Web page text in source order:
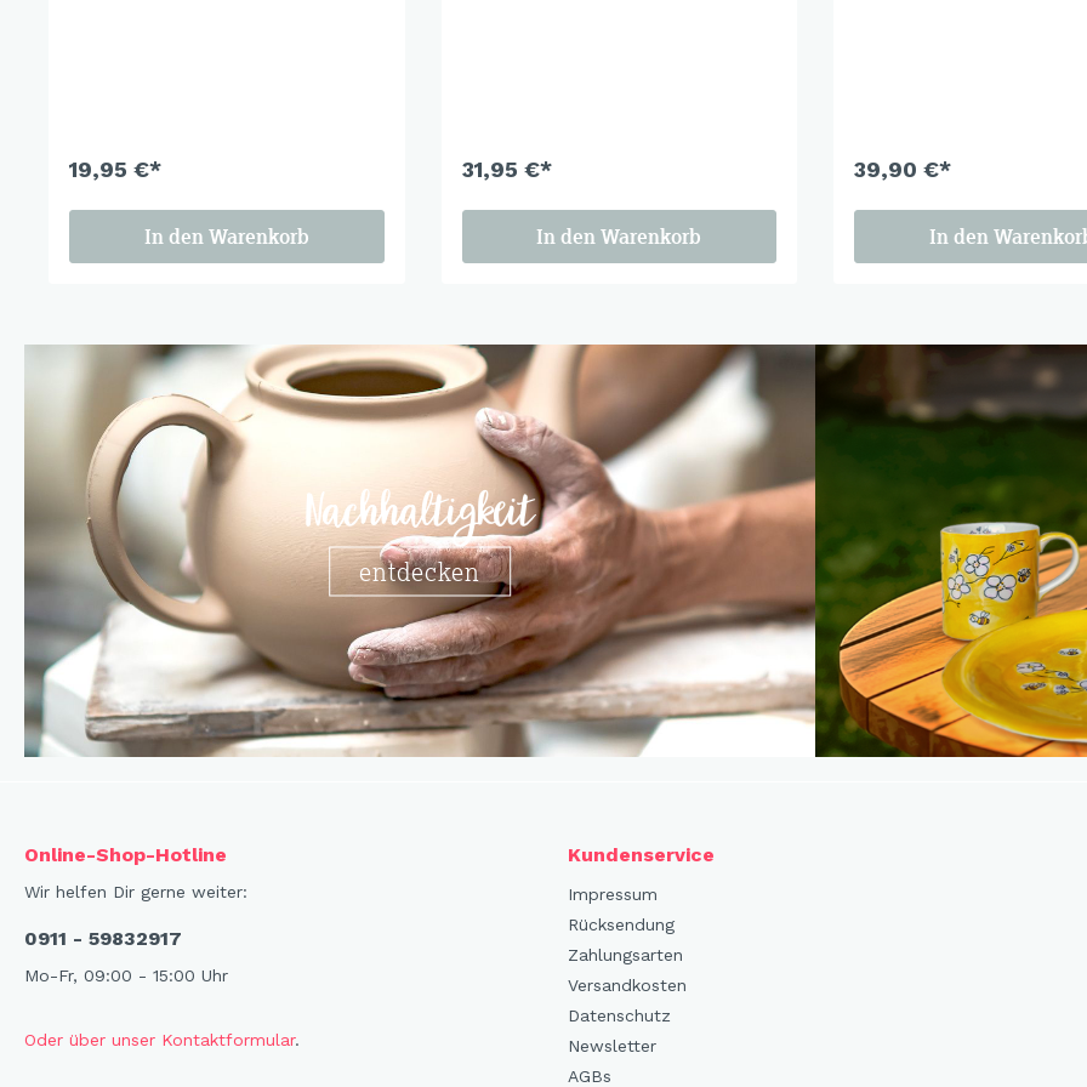
19,95 €*
In den Warenkorb
31,95 €*
In den Warenkorb
39,90 €*
In den
Nachhaltigkeit
entdecken
Online-Shop-Hotline
Wir helfen Dir gerne weiter:
0911 - 59832917
Mo-Fr, 09:00 - 15:00 Uhr
Oder über unser Kontaktformular.
Kundenservice
Impressum
Rücksendung
Zahlungsarten
Versandkosten
Datenschutz
Newsletter
AGBs